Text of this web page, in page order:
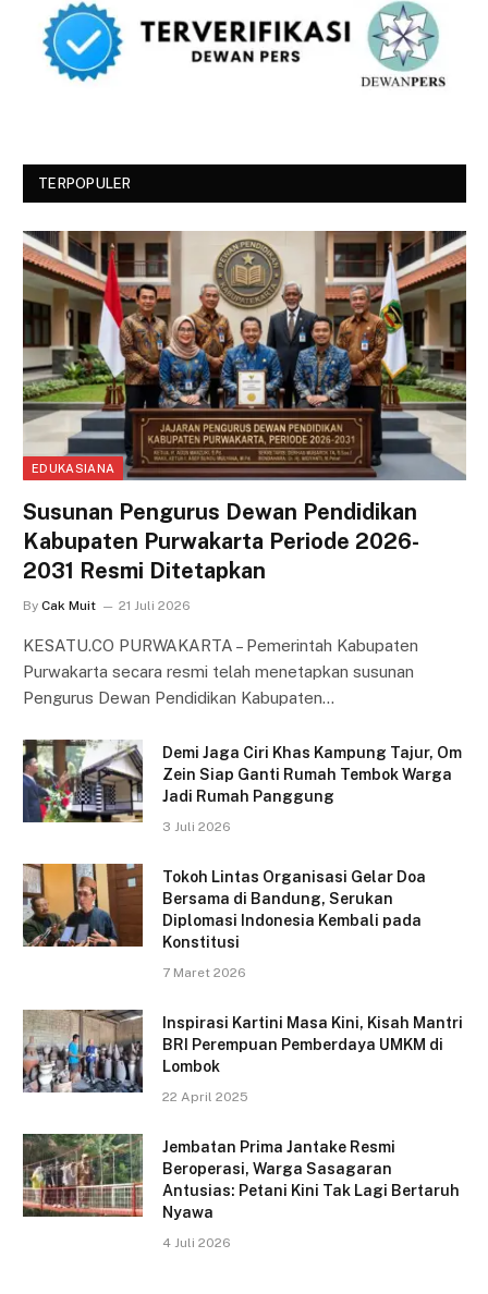
TERPOPULER
EDUKASIANA
Susunan Pengurus Dewan Pendidikan
Kabupaten Purwakarta Periode 2026-
2031 Resmi Ditetapkan
By Cak Muit 21 Juli 2026
KESATU.CO PURWAKARTA – Pemerintah Kabupaten
Purwakarta secara resmi telah menetapkan susunan
Pengurus Dewan Pendidikan Kabupaten…
Demi Jaga Ciri Khas Kampung Tajur, Om
Zein Siap Ganti Rumah Tembok Warga
Jadi Rumah Panggung
3 Juli 2026
Tokoh Lintas Organisasi Gelar Doa
Bersama di Bandung, Serukan
Diplomasi Indonesia Kembali pada
Konstitusi
7 Maret 2026
Inspirasi Kartini Masa Kini, Kisah Mantri
BRI Perempuan Pemberdaya UMKM di
Lombok
22 April 2025
Jembatan Prima Jantake Resmi
Beroperasi, Warga Sasagaran
Antusias: Petani Kini Tak Lagi Bertaruh
Nyawa
4 Juli 2026